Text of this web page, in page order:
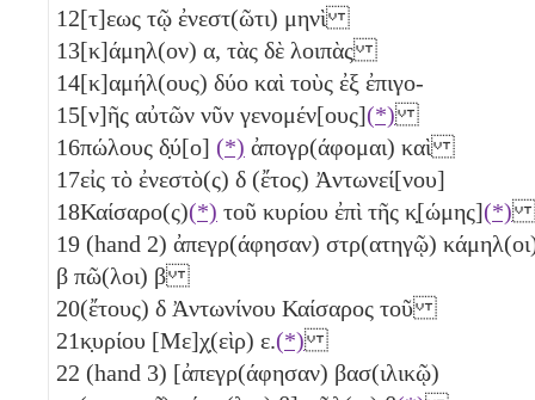
12[τ]εως τῷ ἐνεστ(ῶτι) μηνὶ
13[κ]άμηλ(ον) α, τὰς δὲ λοιπὰς
14[κ]αμήλ(ους) δύο καὶ τοὺς ἐξ ἐπιγο-
15[ν]ῆς αὐτῶν νῦν γενομέν[ους](*)
16πώλους δ̣ύ[ο] (*) ἀπογρ(άφομαι) καὶ
17εἰς τὸ ἐνεστὸ(ς) δ (ἔτος) Ἀντωνεί[νου]
18Καίσαρο(ς)(*) τοῦ κυρίου ἐπὶ τῆς κ̣[ώμης](*)
19 (hand 2) ἀπεγρ(άφησαν) στρ(ατηγῷ)
β πῶ(λοι) β
20(ἔτους) δ Ἀντωνίνου Καίσαρος τοῦ
21κ̣υρίου [Με]χ̣(εὶρ) ε.(*)
22 (hand 3) [ἀπεγρ(άφησαν) βασ(ιλικῷ)